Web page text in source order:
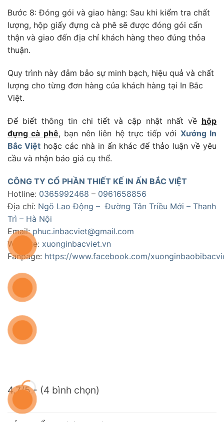
Bước 8: Đóng gói và giao hàng: Sau khi kiểm tra chất
lượng, hộp giấy đựng cà phê sẽ được đóng gói cẩn
thận và giao đến địa chỉ khách hàng theo đúng thỏa
thuận.
Quy trình này đảm bảo sự minh bạch, hiệu quả và chất
lượng cho từng đơn hàng của khách hàng tại In Bắc
Việt.
Để biết thông tin chi tiết và cập nhật nhất về hộp
đựng cà phê, bạn nên liên hệ trực tiếp với Xưởng In
Bắc Việthoặc các nhà in ấn khác để thảo luận về yêu
cầu và nhận báo giá cụ thể.
CÔNG TY CỔ PHẦN THIẾT KẾ IN ẤN BẮC VIỆT
Hotline: 0365992468 – 0961658856
Địa chỉ: Ngõ Lao Động – Đường Tân Triều Mới – Thanh
Trì – Hà Nội
Email:phuc.inbacviet@gmail.com
Website: xuonginbacviet.vn
Fanpage: https://www.facebook.com/
4.7/5 - (4 bình chọn)